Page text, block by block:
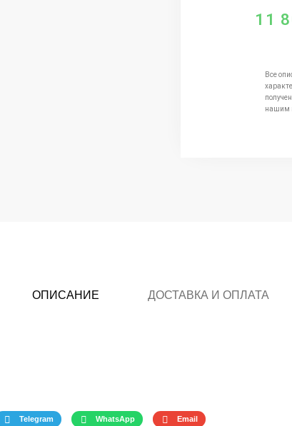
11
Все
нашим
ОПИСАНИЕ ДОСТАВКА И ОПЛАТА
Telegram WhatsApp Email